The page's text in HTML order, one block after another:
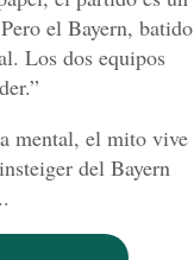
el Bayern, batido
Los dos equipos
mental, el mito vive
del Bayern